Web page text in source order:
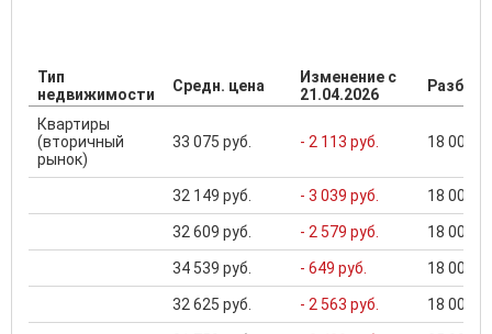
Тип
недвижимости
Средн. цена
Изменение с
21.04.2026
Квартиры
(вторичный
рынок)
33 075 руб. - 2 113 руб. 18 000
32 149 руб. - 3 039 руб. 18 000
32 609 руб. - 2 579 руб. 18 000
34 539 руб. - 649 руб. 18 000
32 625 руб. - 2 563 руб. 18 000